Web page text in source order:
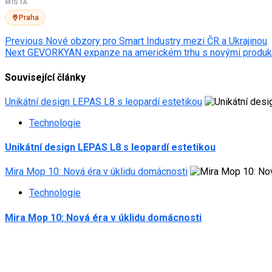
MÍSTA
Praha
Post
navigation
Previous Nové obzory pro Smart Industry mezi ČR a Ukrajinou
Next GEVORKYAN expanze na americkém trhu s novými
Související články
Unikátní design LEPAS L8 s leopardí estetikou
Technologie
Unikátní design LEPAS L8 s leopardí estetikou
Mira Mop 10: Nová éra v úklidu domácnosti
Technologie
Mira Mop 10: Nová éra v úklidu domácnosti